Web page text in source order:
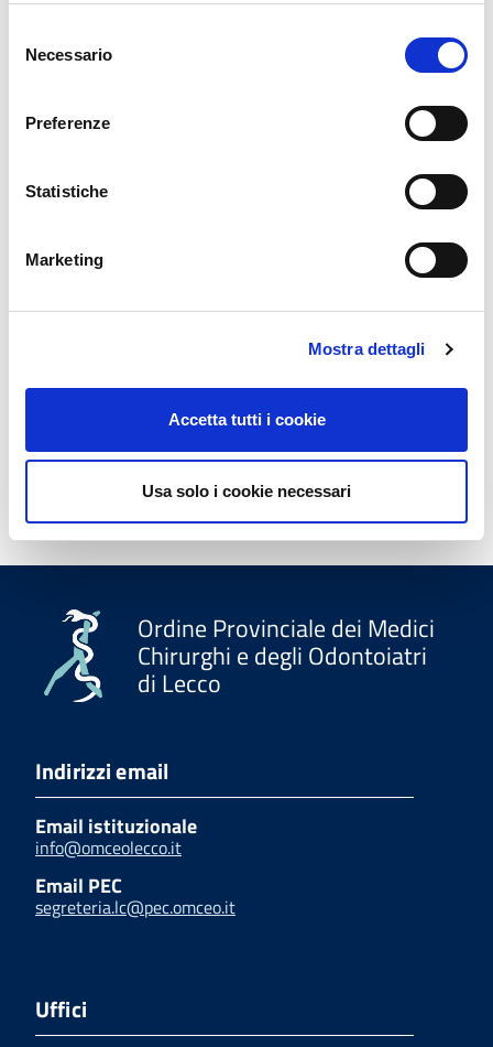
delNecessario
Preferenze
Statistiche
Marketing
Mostra dettagli
Accetta tutti i cookie
Usa solo i cookie necessari
brianza.it- tel. 039/6654444 - 4401
PUBBLICAZIONI TRIMESTRALI TURNI VACANTI
Ordine Provinciale dei Medici
Chirurghi e degli Odontoiatri
di Lecco
Indirizzi email
Email istituzionale
info@omceolecco.it
Email PEC
segreteria.lc@pec.omceo.it
Uffici